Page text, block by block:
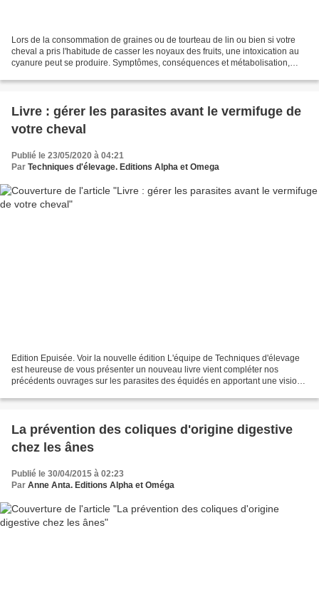
Lors de la consommation de graines ou de tourteau de lin ou bien si votre
cheval a pris l'habitude de casser les noyaux des fruits, une intoxication au
cyanure peut se produire. Symptômes, conséquences et métabolisation,
Livre : gérer les parasites avant le vermifuge de
votre cheval
Publié le 23/05/2020 à 04:21
Par Techniques d'élevage. Editions Alpha et Omega
Edition Epuisée. Voir la nouvelle édition L'équipe de Techniques d'élevage
est heureuse de vous présenter un nouveau livre vient compléter nos
précédents ouvrages sur les parasites des équidés en apportant une vision
La prévention des coliques d'origine digestive
chez les ânes
Publié le 30/04/2015 à 02:23
Par Anne Anta. Editions Alpha et Oméga